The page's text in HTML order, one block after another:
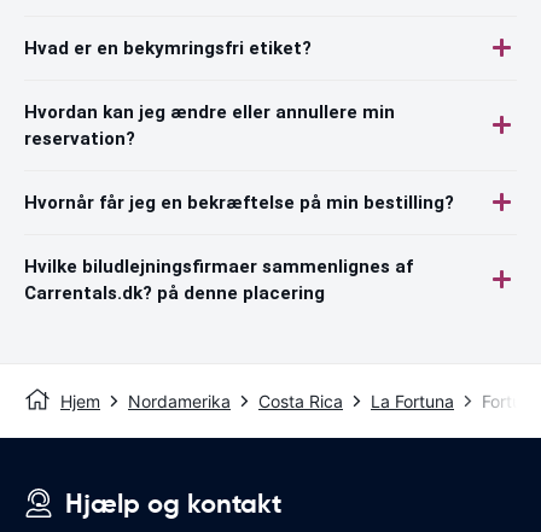
Hvad er en bekymringsfri etiket?
Hvordan kan jeg ændre eller annullere min
reservation?
Hvornår får jeg en bekræftelse på min bestilling?
Hvilke biludlejningsfirmaer sammenlignes af
Carrentals.dk? på denne placering
Hjem Nordamerika Costa Rica La Fortuna
Hjælp og kontakt